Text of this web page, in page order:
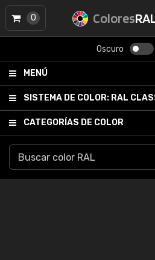
Colores
Oscuro
MENÚ
SISTEMA DE COLOR: RAL
CATEGORÍAS DE COLOR
0